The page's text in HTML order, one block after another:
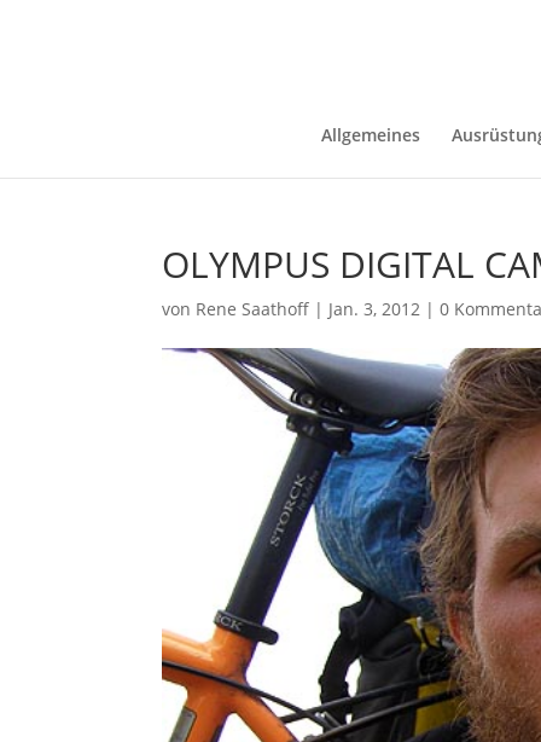
Allgemeines
OLYMPUS DIGITAL
von Rene Saathoff | Jan. 3, 2012 |0